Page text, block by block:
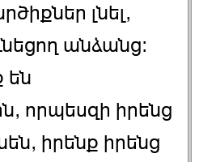
լնել,
անձանց:
են
որպեսզի իրենց
իրենք իրենց